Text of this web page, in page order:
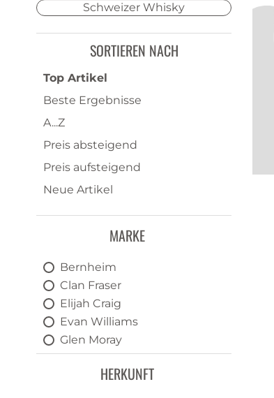
Schweizer Whisky
SORTIEREN NACH
Top Artikel
Beste Ergebnisse
A...Z
Preis absteigend
Preis aufsteigend
Neue Artikel
MARKE
Bernheim
Clan Fraser
Elijah Craig
Evan Williams
Glen Moray
Glenfarclas
Gold LabelHERKUNFT